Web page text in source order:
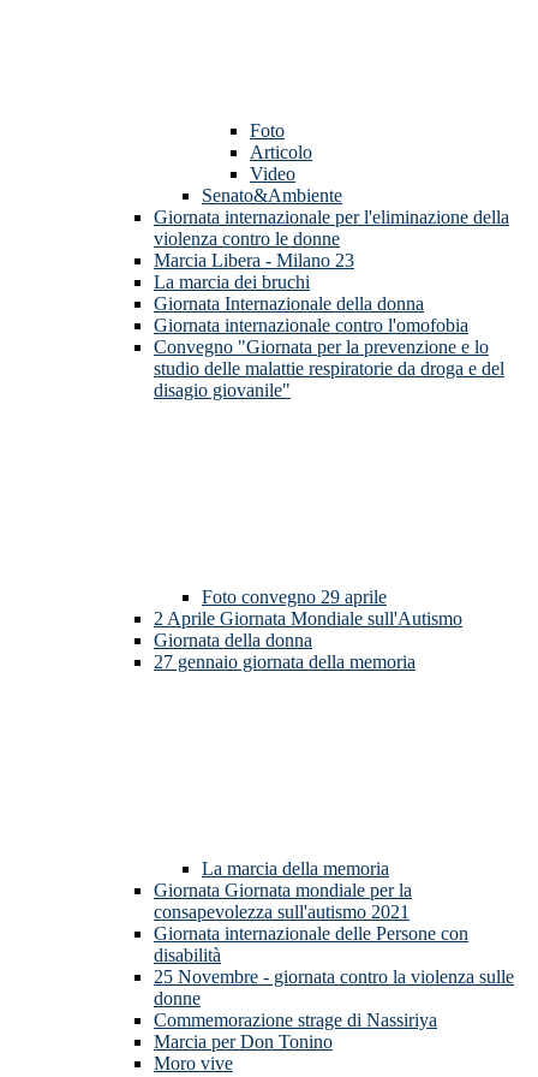
Foto
Articolo
Video
Senato&Ambiente
Giornata internazionale per l'eliminazione della
violenza contro le donne
Marcia Libera - Milano 23
La marcia dei bruchi
Giornata Internazionale della donna
Giornata internazionale contro l'omofobia
Convegno "Giornata per la prevenzione e lo
studio delle malattie respiratorie da droga e del
disagio giovanile"
Foto convegno 29 aprile
2 Aprile Giornata Mondiale sull'Autismo
Giornata della donna
27 gennaio giornata della memoria
La marcia della memoria
Giornata Giornata mondiale per la
consapevolezza sull'autismo 2021
Giornata internazionale delle Persone con
disabilità
25 Novembre - giornata contro la violenza sulle
donne
Commemorazione strage di Nassiriya
Marcia per Don Tonino
Moro vive